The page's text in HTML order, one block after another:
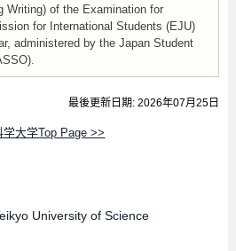
Writing) of the Examination for
for International Students (EJU)
administered by the Japan Student
最後更新日期: 2026年07月25日
学大学Top Page >>
University of Science